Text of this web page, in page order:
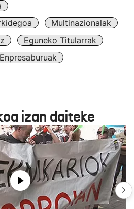
Multinazionalak
Eguneko Titularrak
Enpresaburuak
izan daiteke